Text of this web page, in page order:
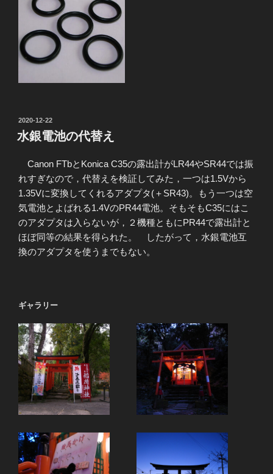
投
稿
日:
2020-12-22
水銀電池の代替え
Canon FTbとKonica C35の露出計がLR44やSR44では振
れすぎなので，代替えを検証してみた，一つは1.5Vから
1.35Vに変換してくれるアダプタ(＋SR43)。もう一つは空
気電池とよばれる1.4VのPR44電池。そもそもC35にはこ
のアダプタは入らないが，２機種ともにPR44で露出計と
ほぼ同等の結果を得られた。 したがって，水銀電池互
換のアダプタを使うまでもない。
ギャラリー